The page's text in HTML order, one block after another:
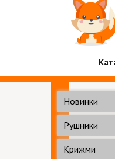
Новинки
Рушники
Крижми